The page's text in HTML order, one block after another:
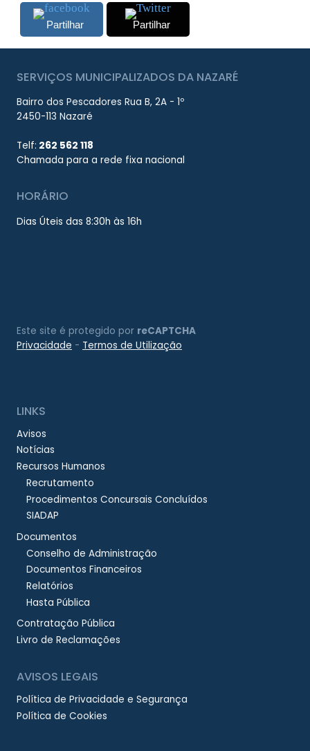
Partilhar Partilhar
SERVIÇOS MUNICIPALIZADOS DA NAZARÉ
Bairro dos Pescadores Rua B, 2A - 1º
2450-113 Nazaré
Telf: 262 562 118
Chamada para a rede fixa nacional
HORÁRIO
Dias Úteis das 8:30h às 16h
Este site é protegido por reCAPTCHA
Privacidade - Termos de Utilização
LINKS
Avisos
Notícias
Recursos Humanos
Recrutamento
Procedimentos Concursais Concluídos
SIADAP
Documentos
Conselho de Administração
Documentos Financeiros
Relatórios
Hasta Pública
Contratação Pública
Livro de Reclamações
AVISOS LEGAIS
Política de Privacidade e Segurança
Política de Cookies